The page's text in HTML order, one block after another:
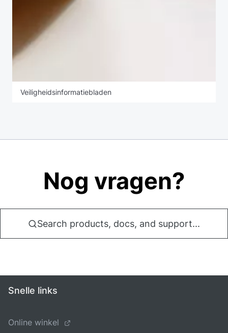
Veiligheidsinformatiebladen
Nog vragen?
Search products, docs, and support...
Snelle links
Online winkel